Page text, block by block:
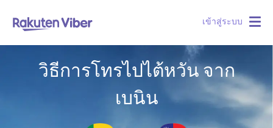
เข้าสู่ระบบ
วิธีการโทรไปไต้หวัน จาก
เบนิน